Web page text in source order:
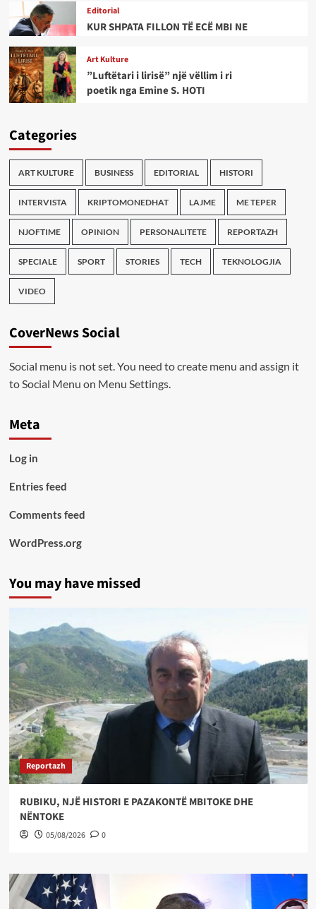
Editorial
KUR SHPATA FILLON TË ECË MBI NE
Art Kulture
”Luftëtari i lirisë” një vëllim i ri
poetik nga Emine S. HOTI
Categories
ART KULTURE BUSINESS EDITORIAL HISTORI
INTERVISTA KRIPTOMONEDHAT LAJME ME TEPER
NJOFTIME OPINION PERSONALITETE REPORTAZH
SPECIALE SPORT STORIES TECH TEKNOLOGJIA
VIDEO
CoverNews Social
Social menu is not set. You need to create menu and assign it
to Social Menu on Menu Settings.
Meta
Log in
Entries feed
Comments feed
WordPress.org
You may have missed
Reportazh
RUBIKU, NJË HISTORI E PAZAKONTË MBITOKE DHE
NËNTOKE
05/08/2026 0